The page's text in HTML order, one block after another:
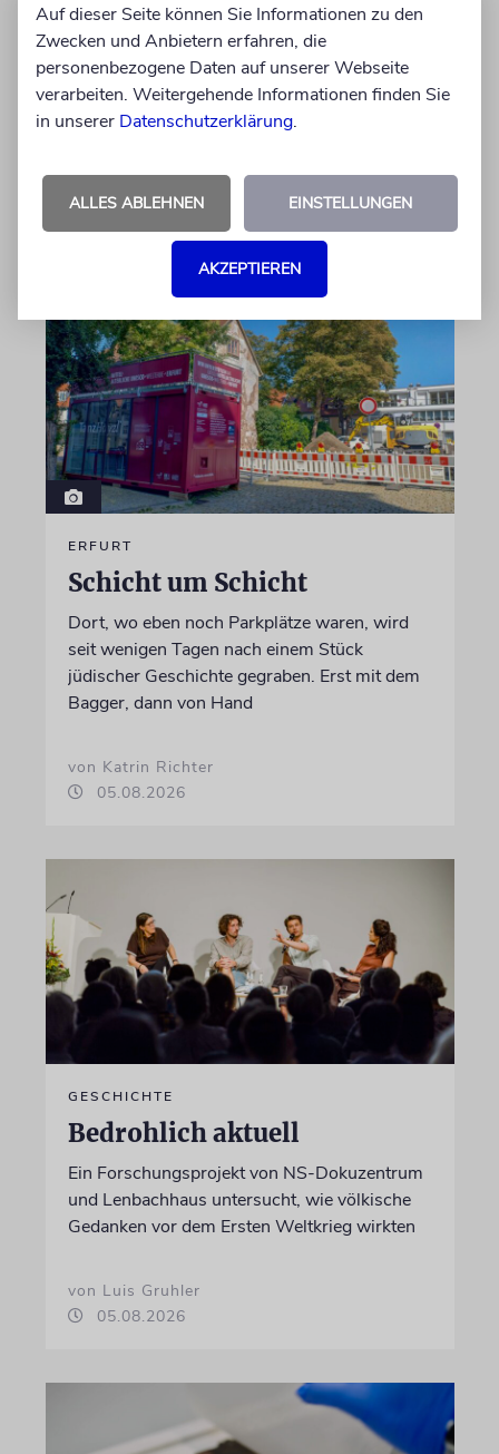
Hilfe im Alltag
Familien mit behinderten Kindern sorgen sich,
dass ausgerechnet die Unterstützung gekürzt
wird, die ihnen ein selbstbestimmtes Leben
05.08.2026
ERFURT
Schicht um Schicht
Dort, wo eben noch Parkplätze waren, wird
seit wenigen Tagen nach einem Stück
jüdischer Geschichte gegraben. Erst mit dem
Bagger, dann von Hand
von Katrin Richter
05.08.2026
GESCHICHTE
Bedrohlich aktuell
Ein Forschungsprojekt von NS-Dokuzentrum
und Lenbachhaus untersucht, wie völkische
Gedanken vor dem Ersten Weltkrieg wirkten
von Luis Gruhler
05.08.2026
Auf dieser Seite können Sie Informationen zu den
Zwecken und Anbietern erfahren, die
personenbezogene Daten auf unserer Webseite
verarbeiten. Weitergehende Informationen finden Sie
in unserer Datenschutzerklärung.
ALLES ABLEHNEN EINSTELLUNGEN
AKZEPTIEREN